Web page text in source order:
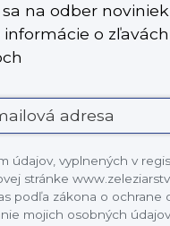
na odber
o zľavách
údajov, vyplnených v
stránke
podľa zákona o ochrane
mojich osobných údajov.